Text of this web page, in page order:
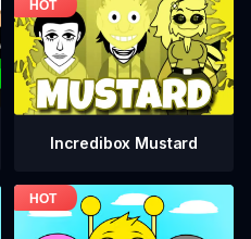
Incredibox Mustard